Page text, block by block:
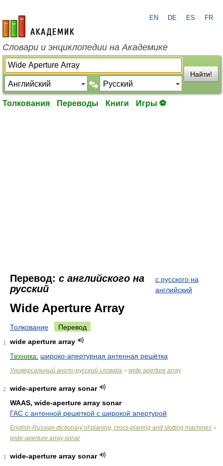
academic.ru
EN DE ES FR
Словари и энциклопедии на Академике
Найти!
Толкования Переводы Книги Игры ⚽
Перевод: с английского на
русский
с русского на
английский
Wide Aperture Array
Толкование Перевод
1
wide aperture array
Техника: широко-апертурная антенная решётка
Универсальный англо-русский словарь > wide aperture array
2
wide-aperture array sonar
WAAS, wide-aperture array sonar
ГАС с антенной решеткой с широкой апертурой
English-Russian dictionary of planing, cross-planing and slotting machines >
wide-aperture array sonar
3
wide-aperture array sonar